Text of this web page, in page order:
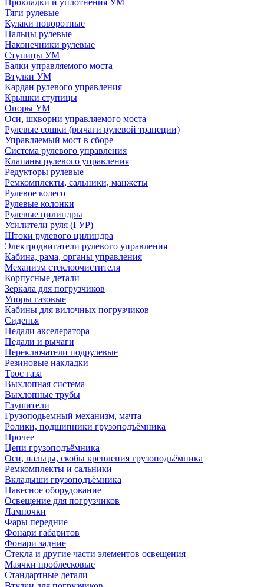
Прокладки и уплотнения УМ
Тяги рулевые
Кулаки поворотные
Пальцы рулевые
Наконечники рулевые
Ступицы УМ
Балки управляемого моста
Втулки УМ
Кардан рулевого управления
Крышки ступицы
Опоры УМ
Оси, шкворни управляемого моста
Рулевые сошки (рычаги рулевой трапеции)
Управляемый мост в сборе
Система рулевого управления
Клапаны рулевого управления
Редукторы рулевые
Ремкомплекты, сальники, манжеты
Рулевое колесо
Рулевые колонки
Рулевые цилиндры
Усилители руля (ГУР)
Штоки рулевого цилиндра
Электродвигатели рулевого управления
Кабина, рама, органы управления
Механизм стеклоочистителя
Корпусные детали
Зеркала для погрузчиков
Упоры газовые
Кабины для вилочных погрузчиков
Сиденья
Педали акселератора
Педали и рычаги
Переключатели подрулевые
Резиновые накладки
Трос газа
Выхлопная система
Выхлопные трубы
Глушители
Грузоподьемный механизм, мачта
Ролики, подшипники грузоподъёмника
Прочее
Цепи грузоподъёмника
Оси, пальцы, скобы крепления грузоподъёмника
Ремкомплекты и сальники
Вкладыши грузоподъёмника
Навесное оборудование
Освещение для погрузчиков
Лампочки
Фары передние
Фонари габаритов
Фонари задние
Стекла и другие части элементов освещения
Маячки проблесковые
Стандартные детали